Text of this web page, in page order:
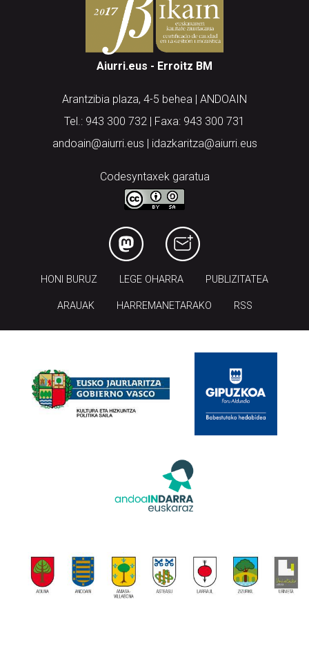
Aiurri.eus - Erroitz BM
Arantzibia plaza, 4-5 behea | ANDOAIN
Tel.: 943 300 732 | Faxa: 943 300 731
andoain@aiurri.eus | idazkaritza@aiurri.eus
Codesyntaxek garatua
HONI BURUZ LEGE OHARRA PUBLIZITATEA
ARAUAK HARREMANETARAKO RSS